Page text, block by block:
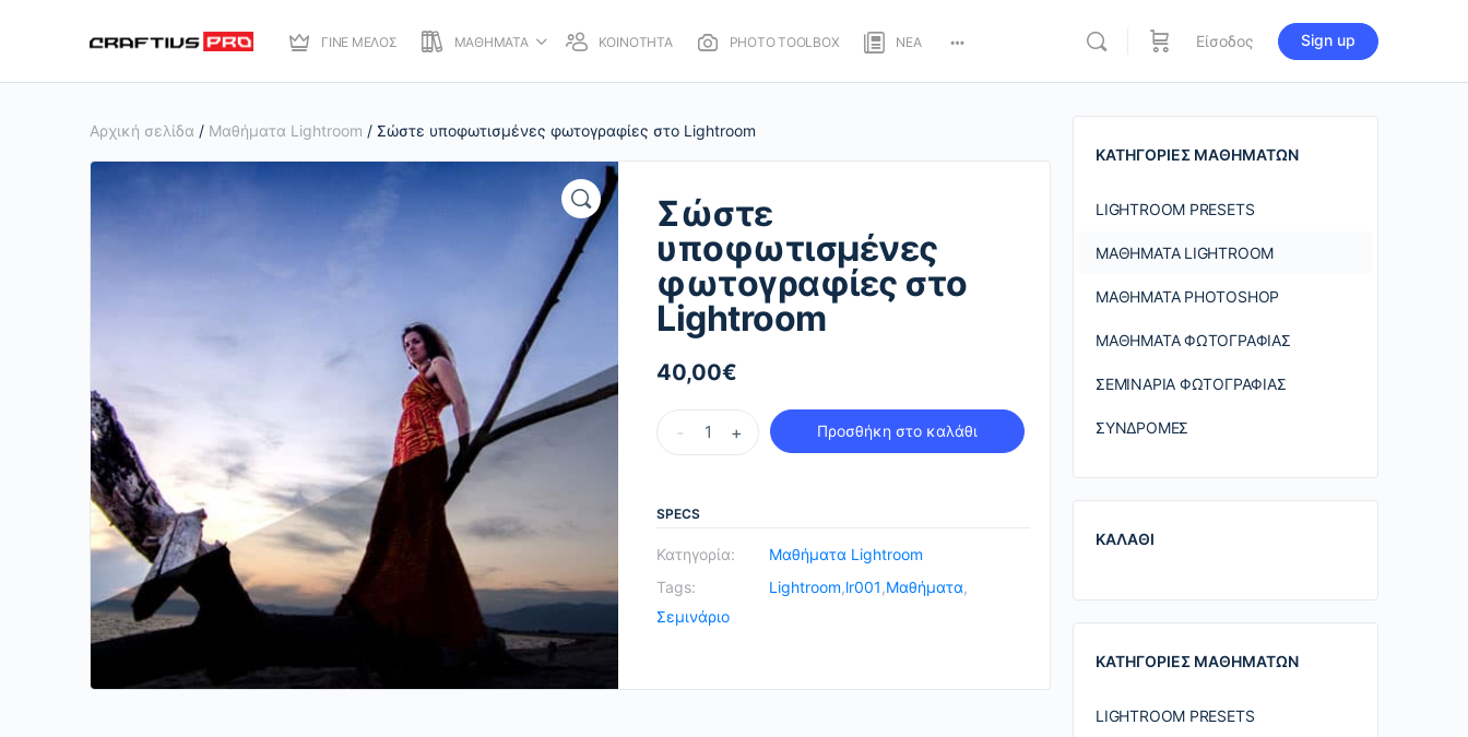
ΓΙΝΕ ΜΕΛΟΣ ΜΑΘΗΜΑΤΑ ΚΟΙΝΟΤΗΤΑ PHOTO TOOLBOX ΝΕΑ
options
Είσοδος Sign up
Αρχική σελίδα / Μαθήματα Lightroom / Σώστε υποφωτισμένες φωτογραφίες στο Lightroom
Σώστε
υποφωτισμένες
φωτογραφίες στο
Lightroom
40,00€
Σώστε
υποφωτισμένες
στο
quantity
- + Προσθήκη στο καλάθι
SPECS
Κατηγορία:
Μαθήματα Lightroom
Tags:
Lightroom,lr001 ,Μαθήματα,
Σεμινάριο
ΚΑΤΗΓΟΡΊΕΣ ΜΑΘΗΜΆΤΩΝ
LIGHTROOM PRESETS
ΜΑΘΉΜΑΤΑ LIGHTROOM
ΜΑΘΉΜΑΤΑ PHOTOSHOP
ΜΑΘΉΜΑΤΑ ΦΩΤΟΓΡΑΦΊΑΣ
ΣΕΜΙΝΆΡΙΑ ΦΩΤΟΓΡΑΦΊΑΣ
ΣΥΝΔΡΟΜΈΣ
ΚΑΛΆΘΙ
ΚΑΤΗΓΟΡΊΕΣ ΜΑΘΗΜΆΤΩΝ
LIGHTROOM PRESETS